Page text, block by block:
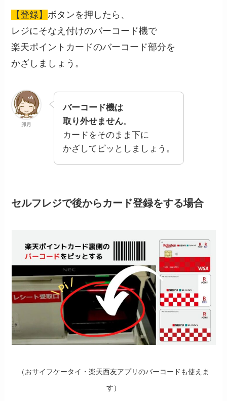
【登録】 ボタンを押したら、
レジにそなえ付けのバーコード機で
楽天ポイントカードのバーコード部分を
かざしましょう。
卯月
バーコード機は
取り外せません。
カードをそのまま下に
かざしてピッとしましょう。
セルフレジで後からカード登録をする場合
（おサイフケータイ・楽天西友アプリのバーコードも使えま
す）